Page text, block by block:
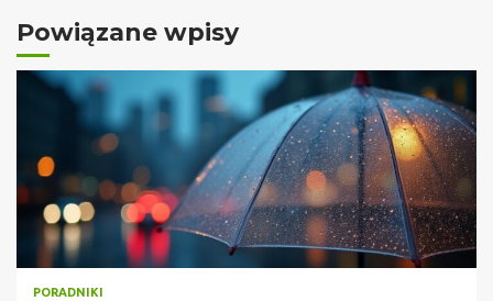
Powiązane wpisy
PORADNIKI